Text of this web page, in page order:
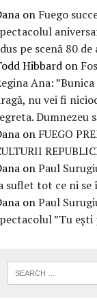
on Fuego
pe scenă 80
Hibbard on
Ana:
nu vei fi
Dumnezeu
on FUEGO
onPaul
suflet tot ce ni
onPaul
”Tu ești